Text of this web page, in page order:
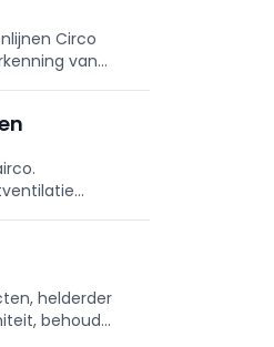
Circo
van
helderder
behoud